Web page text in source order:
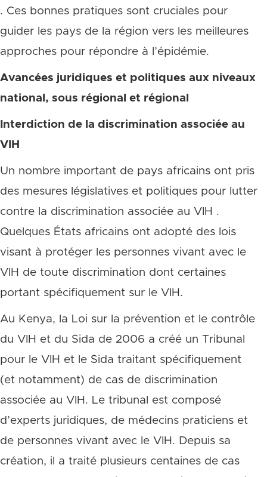
. Ces bonnes pratiques sont cruciales pour
guider les pays de la région vers les meilleures
approches pour répondre à l’épidémie.
Avancées juridiques et politiques aux niveaux
national, sous régional et régional
Interdiction de la discrimination associée au
VIH
Un nombre important de pays africains ont pris
des mesures législatives et politiques pour lutter
contre la discrimination associée au VIH .
Quelques États africains ont adopté des lois
visant à protéger les personnes vivant avec le
VIH de toute discrimination dont certaines
portant spécifiquement sur le VIH.
Au Kenya, la Loi sur la prévention et le contrôle
du VIH et du Sida de 2006 a créé un Tribunal
pour le VIH et le Sida traitant spécifiquement
(et notamment) de cas de discrimination
associée au VIH. Le tribunal est composé
d’experts juridiques, de médecins praticiens et
de personnes vivant avec le VIH. Depuis sa
création, il a traité plusieurs centaines de cas